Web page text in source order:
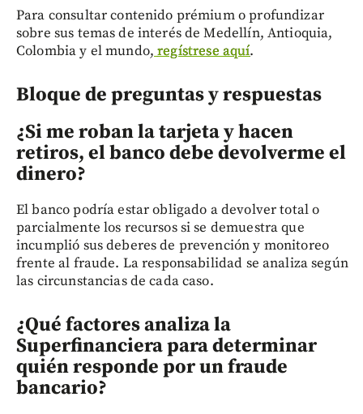
Para consultar contenido prémium o profundizar
sobre sus temas de interés de Medellín, Antioquia,
Colombia y el mundo, regístrese aquí.
Bloque de preguntas y respuestas
¿Si me roban la tarjeta y hacen
retiros, el banco debe devolverme el
dinero?
El banco podría estar obligado a devolver total o
parcialmente los recursos si se demuestra que
incumplió sus deberes de prevención y monitoreo
frente al fraude. La responsabilidad se analiza según
las circunstancias de cada caso.
¿Qué factores analiza la
Superfinanciera para determinar
quién responde por un fraude
bancario?